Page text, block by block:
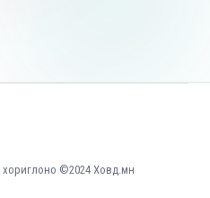
хориглоно ©2024 Ховд.мн